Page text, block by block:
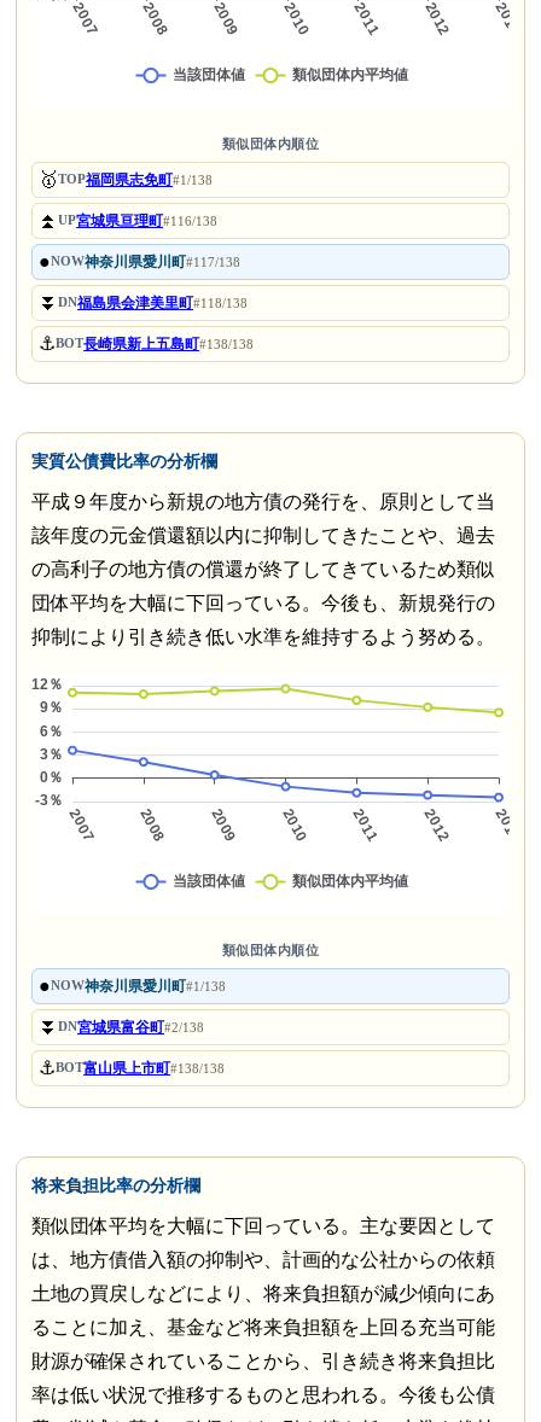
類似団体内順位
🥇TOP福岡県志免町#1/138
⏫UP宮城県亘理町#116/138
●NOW神奈川県愛川町#117/138
⏬DN福島県会津美里町#118/138
⚓BOT長崎県新上五島町#138/138
実質公債費比率の分析欄
平成９年度から新規の地方債の発行を、原則として当
該年度の元金償還額以内に抑制してきたことや、過去
の高利子の地方債の償還が終了してきているため類似
団体平均を大幅に下回っている。今後も、新規発行の
抑制により引き続き低い水準を維持するよう努める。
類似団体内順位
●NOW神奈川県愛川町#1/138
⏬DN宮城県富谷町#2/138
⚓BOT富山県上市町#138/138
将来負担比率の分析欄
類似団体平均を大幅に下回っている。主な要因として
は、地方債借入額の抑制や、計画的な公社からの依頼
土地の買戻しなどにより、将来負担額が減少傾向にあ
ることに加え、基金など将来負担額を上回る充当可能
財源が確保されていることから、引き続き将来負担比
率は低い状況で推移するものと思われる。今後も公債